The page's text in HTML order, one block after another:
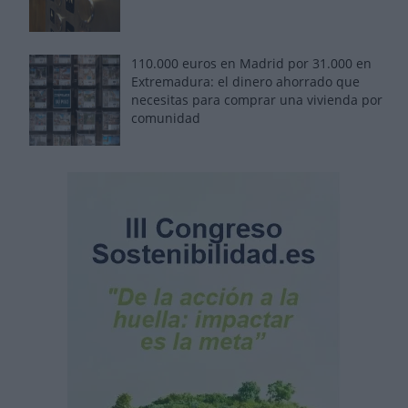
110.000 euros en Madrid por 31.000 en
Extremadura: el dinero ahorrado que
necesitas para comprar una vivienda por
comunidad